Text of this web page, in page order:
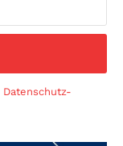
Datenschutz-